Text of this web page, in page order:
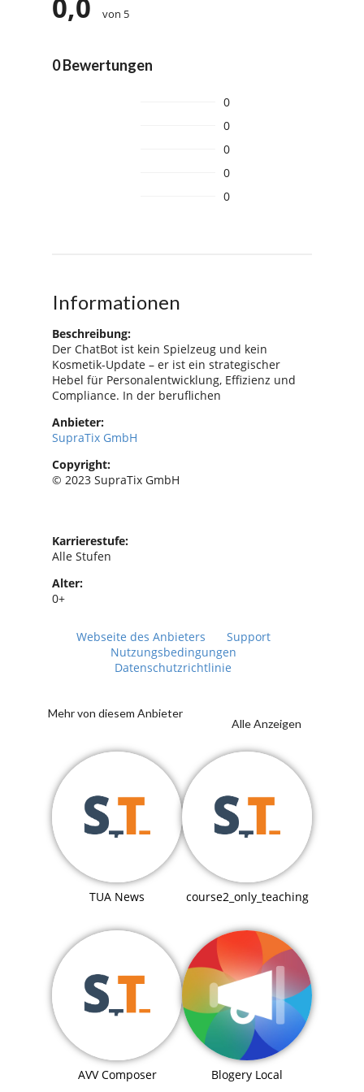
von 5
0 Bewertungen
0
0
0
0
0
Informationen
Beschreibung:
Der ChatBot ist kein Spielzeug und kein
Kosmetik-Update – er ist ein strategischer
Hebel für Personalentwicklung, Effizienz und
Compliance. In der beruflichen
Anbieter:
SupraTix GmbH
Copyright:
© 2023 SupraTix GmbH
Karrierestufe:
Alle Stufen
Alter:
0+
Webseite des Anbieters
Support
Nutzungsbedingungen
Datenschutzrichtlinie
Mehr von diesem Anbieter
Alle Anzeigen
TUA News course2_only_teaching
AVV Composer Blogery Local